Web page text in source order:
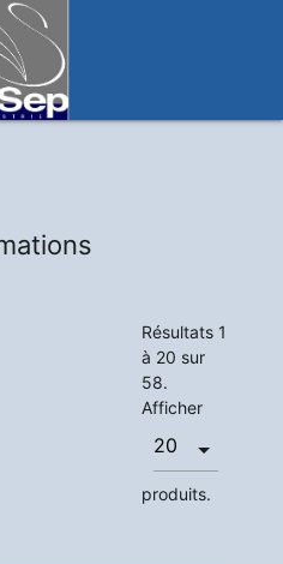
Résultats 1
à 20 sur
58.
Afficher
produits.